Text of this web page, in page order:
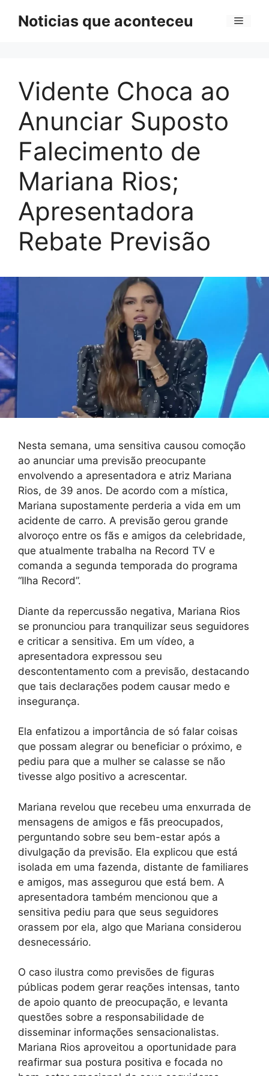
Noticias que aconteceu Menu
Vidente Choca ao
Anunciar Suposto
Falecimento de
Mariana Rios;
Apresentadora
Rebate Previsão
Nesta semana, uma sensitiva causou comoção
ao anunciar uma previsão preocupante
envolvendo a apresentadora e atriz Mariana
Rios, de 39 anos. De acordo com a mística,
Mariana supostamente perderia a vida em um
acidente de carro. A previsão gerou grande
alvoroço entre os fãs e amigos da celebridade,
que atualmente trabalha na Record TV e
comanda a segunda temporada do programa
“Ilha Record”.
Diante da repercussão negativa, Mariana Rios
se pronunciou para tranquilizar seus seguidores
e criticar a sensitiva. Em um vídeo, a
apresentadora expressou seu
descontentamento com a previsão, destacando
que tais declarações podem causar medo e
insegurança.
Ela enfatizou a importância de só falar coisas
que possam alegrar ou beneficiar o próximo, e
pediu para que a mulher se calasse se não
tivesse algo positivo a acrescentar.
Mariana revelou que recebeu uma enxurrada de
mensagens de amigos e fãs preocupados,
perguntando sobre seu bem-estar após a
divulgação da previsão. Ela explicou que está
isolada em uma fazenda, distante de familiares
e amigos, mas assegurou que está bem. A
apresentadora também mencionou que a
sensitiva pediu para que seus seguidores
orassem por ela, algo que Mariana considerou
desnecessário.
O caso ilustra como previsões de figuras
públicas podem gerar reações intensas, tanto
de apoio quanto de preocupação, e levanta
questões sobre a responsabilidade de
disseminar informações sensacionalistas.
Mariana Rios aproveitou a oportunidade para
reafirmar sua postura positiva e focada no